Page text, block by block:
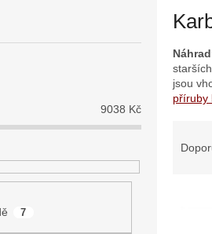
9038 Kč
7
jsou
příruby